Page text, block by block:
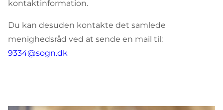
kontaktinformation.
Du kan desuden kontakte det samlede
menighedsråd ved at sende en mail til:
9334@sogn.dk